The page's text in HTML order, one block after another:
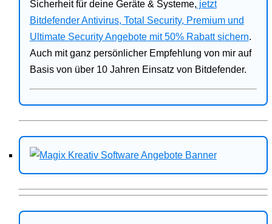
Sicherheit für deine Geräte & Systeme, jetzt
Bitdefender Antivirus, Total Security, Premium und
Ultimate Security Angebote mit 50% Rabatt sichern.
Auch mit ganz persönlicher Empfehlung von mir auf
Basis von über 10 Jahren Einsatz von Bitdefender.